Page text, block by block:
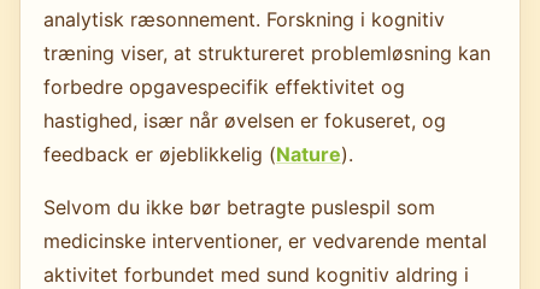
analytisk ræsonnement. Forskning i kognitiv
træning viser, at struktureret problemløsning kan
forbedre opgavespecifik effektivitet og
hastighed, især når øvelsen er fokuseret, og
feedback er øjeblikkelig (Nature).
Selvom du ikke bør betragte puslespil som
medicinske interventioner, er vedvarende mental
aktivitet forbundet med sund kognitiv aldring i